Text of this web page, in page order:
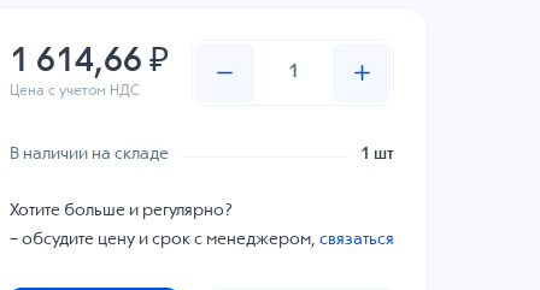
1 614,66 ₽
Цена с учетом НДС
В наличии на складе 1 шт
Хотите больше и регулярно?
– обсудите цену и срок с менеджером,связаться